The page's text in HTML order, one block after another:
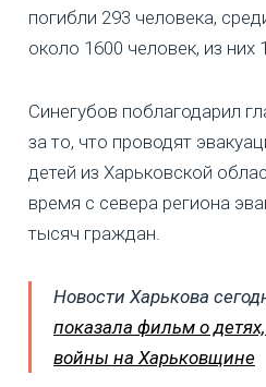
погибли 293 человека,
около 1600 человек, из них
Синегубов поблагодарил
за то, что проводят
детей из Харьковской
время с севера региона
тысяч граждан.
Новости Харькова
показала фильм о
войны на Харьковщине